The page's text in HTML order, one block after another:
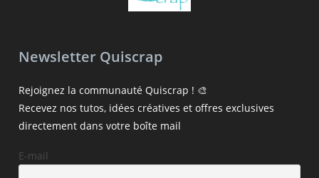
Newsletter Quiscrap
Rejoignez la communauté Quiscrap ! 🎨
Recevez nos tutos, idées créatives et offres exclusives
directement dans votre boîte mail
E-mail